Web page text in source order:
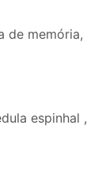
de memória,
espinhal ,